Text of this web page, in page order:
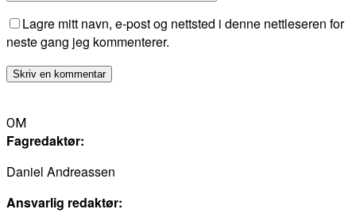
Lagre mitt navn, e-post og nettsted i denne nettleseren for
neste gang jeg kommenterer.
OM
Fagredaktør:
Daniel Andreassen
Ansvarlig redaktør: